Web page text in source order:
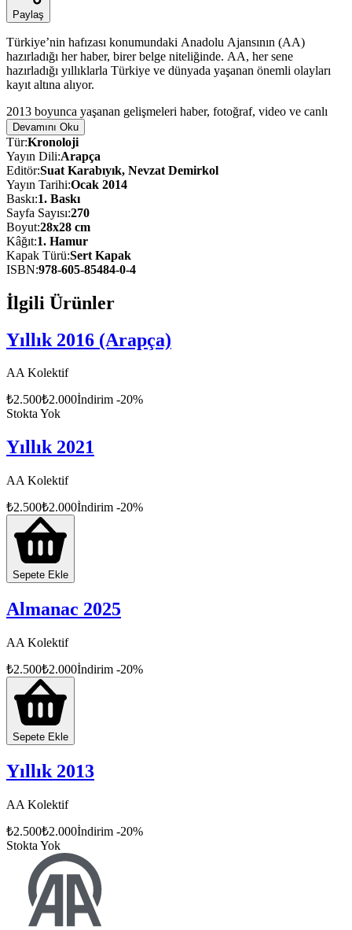
Paylaş
Türkiye’nin hafızası konumundaki Anadolu Ajansının (AA)
hazırladığı her haber, birer belge niteliğinde. AA, her sene
hazırladığı yıllıklarla Türkiye ve dünyada yaşanan önemli olayları
kayıt altına alıyor.
2013 boyunca yaşanan gelişmeleri haber, fotoğraf, video ve canlı
yayınlarla ülke içine ve dünyaya duyuran AA; Türkçe, İngilizce ve
Arapça üç ayrı edisyon şeklinde hazırladığı bu yıllıkla da Türkiye ve
dünyadaki gelişmelerden derlenmiş bir seçki sunuyor, öne çıkan
haber ve fotoğraflarla tarihe not düşüyor.
Devamını Oku
Tür:Kronoloji
Yayın Dili:Arapça
Editör:Suat Karabıyık, Nevzat Demirkol
Yayın Tarihi:Ocak 2014
Baskı:1. Baskı
Sayfa Sayısı:270
Boyut:28x28 cm
Kâğıt:1. Hamur
Kapak Türü:Sert Kapak
ISBN:978-605-85484-0-4
İlgili Ürünler
Yıllık 2016 (Arapça)
AA Kolektif
₺2.500₺2.000İndirim -20%
Stokta Yok
Yıllık 2021
AA Kolektif
₺2.500₺2.000İndirim -20%
Sepete Ekle
Almanac 2025
AA Kolektif
₺2.500₺2.000İndirim -20%
Sepete Ekle
Yıllık 2013
AA Kolektif
₺2.500₺2.000İndirim -20%
Stokta Yok